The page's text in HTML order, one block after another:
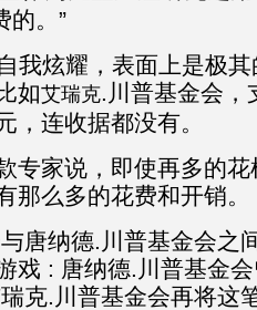
的。”
我炫耀，表面上是极
如艾瑞克.川普基金会，
，连收据都没有。
专家说，即使再多的
那么多的花费和开销。
唐纳德.川普基金会之
戏 : 唐纳德.川普基金
克.川普基金会再将这